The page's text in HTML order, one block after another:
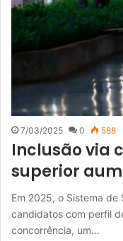
7/03/2025 0 588
Inclusão via
superior
Em 2025, o Sistema
candidatos com perfil
concorrência, um…